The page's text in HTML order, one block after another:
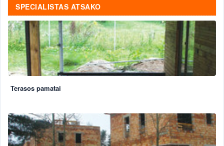
SPECIALISTAS ATSAKO
Terasos pamatai